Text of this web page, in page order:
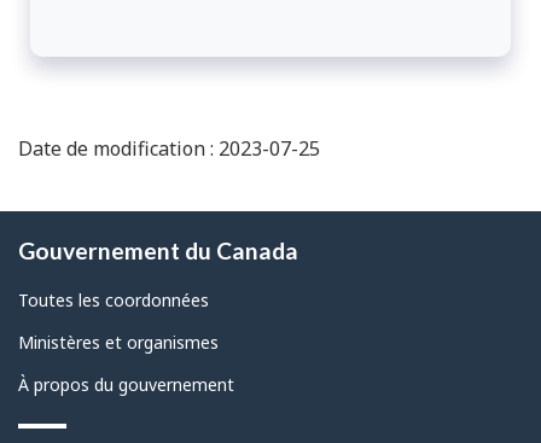
en milieu de travail.
Date de modification : 2023-07-25
propos
de
ce
Gouvernement du Canada
Toutes les coordonnées
Ministères et organismes
À propos du gouvernement